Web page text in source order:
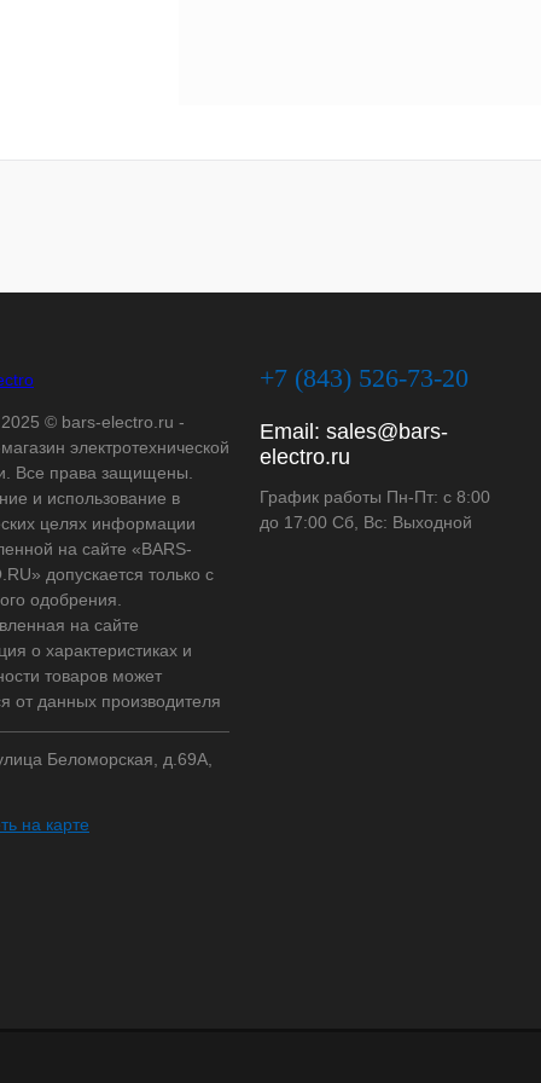
© bars-electro.ru -
электротехнической
Все права защищены.
и использование в
целях информации
на сайте «BARS-
допускается только с
одобрения.
на сайте
о характеристиках и
товаров может
от данных производителя
Беломорская, д.69А,
на карте
+7 (843) 526-73-20
Email: sales@bars-
electro.ru
График работы Пн-Пт: с 8:00
до 17:00 Сб, Вс: Выходной